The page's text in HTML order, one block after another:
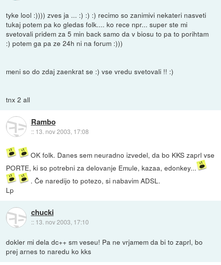
tyke lool :)))) zves ja ... :) :) :) recimo so zanimivi nekateri nasveti
tukaj potem pa ko gledas folk.... ko rece npr... super ste mi
svetovali pridem za 5 min back samo da v biosu to pa to porihtam
:) potem ga pa ze 24h ni na forum :)))
meni so do zdaj zaenkrat se :) vse vredu svetovali !! :)
tnx 2 all
Rambo
:: 13. nov 2003, 17:08
OK folk. Danes sem neuradno izvedel, da bo KKS zaprl vse
PORTE, ki so potrebni za delovanje Emule, kazaa, edonkey...
. Če naredijo to potezo, si nabavim ADSL.
Lp
chucki
:: 13. nov 2003, 17:10
dokler mi dela dc++ sm veseu! Pa ne vrjamem da bi to zaprl, bo
prej arnes to naredu ko kks